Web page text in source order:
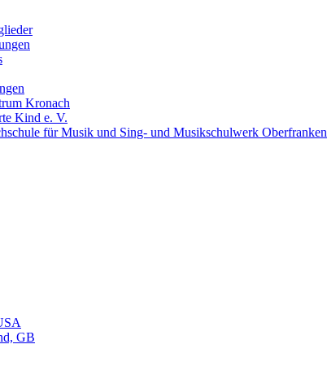
Kronach
Kind e. V.
für Musik und Sing- und Musikschulwerk Oberfranken
GB